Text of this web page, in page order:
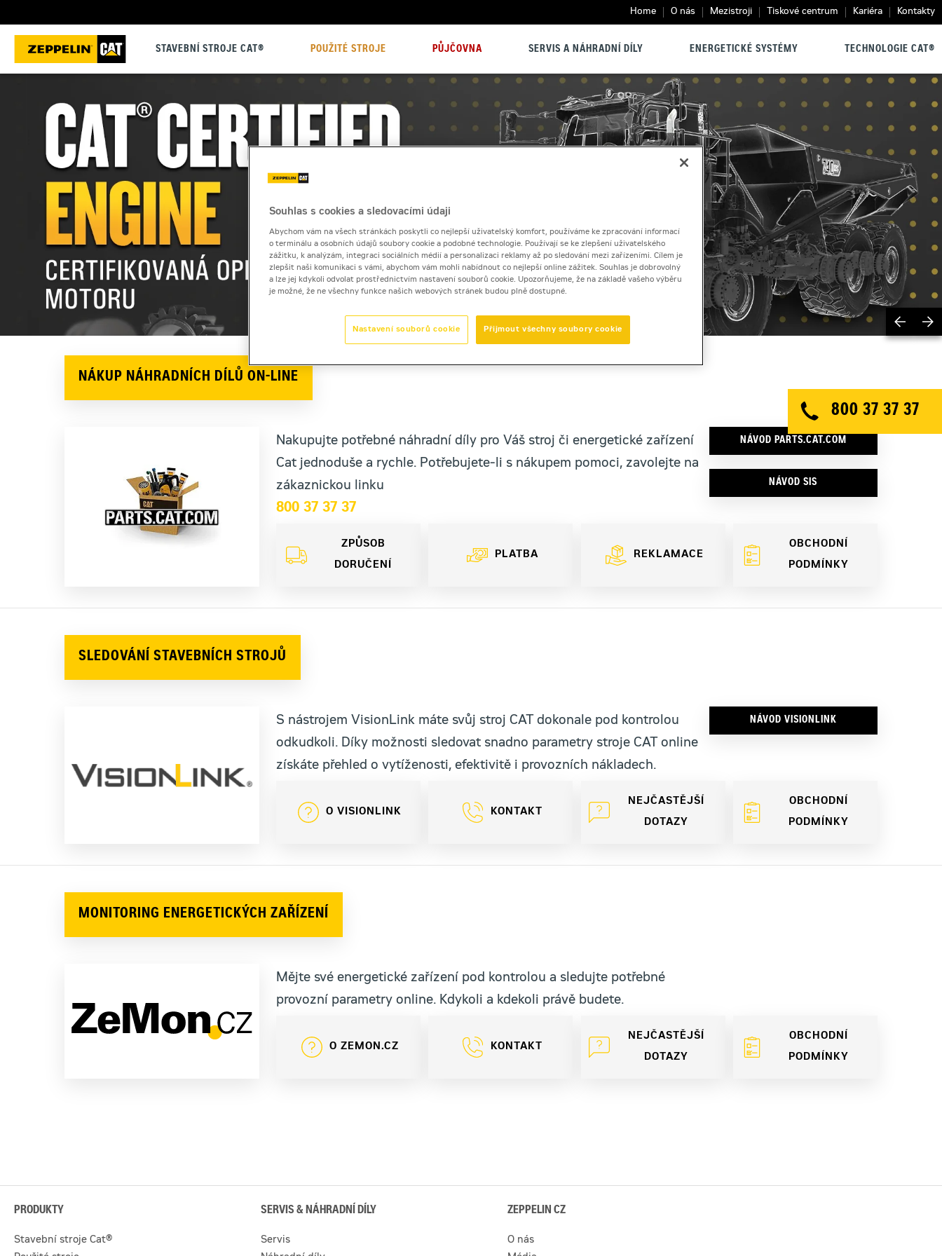
Home O nás Mezistroji Tiskové centrum Kariéra Kontakty
STAVEBNÍ STROJE CAT® POUŽITÉ STROJE PŮJČOVNA SERVIS A NÁHRADNÍ DÍLY ENERGETICKÉ SYSTÉMY TECHNOLOGIE CAT®
NÁKUP NÁHRADNÍCH DÍLŮ ON-LINE
Nakupujte potřebné náhradní díly pro Váš stroj či energetické zařízení
Cat jednoduše a rychle. Potřebujete-li s nákupem pomoci, zavolejte na
zákaznickou linku
800 37 37 37
NÁVOD PARTS.CAT.COM
NÁVOD SIS
ZPŮSOB
DORUČENÍ
PLATBA REKLAMACE
OBCHODNÍ
PODMÍNKY
SLEDOVÁNÍ STAVEBNÍCH STROJŮ
S nástrojem VisionLink máte svůj stroj CAT dokonale pod kontrolou
odkudkoli. Díky možnosti sledovat snadno parametry stroje CAT online
získáte přehled o vytíženosti, efektivitě i provozních nákladech.
NÁVOD VISIONLINK
O VISIONLINK KONTAKT
NEJČASTĚJŠÍ
DOTAZY
OBCHODNÍ
PODMÍNKY
MONITORING ENERGETICKÝCH ZAŘÍZENÍ
Mějte své energetické zařízení pod kontrolou a sledujte potřebné
provozní parametry online. Kdykoli a kdekoli právě budete.
O ZEMON.CZ KONTAKT
NEJČASTĚJŠÍ
DOTAZY
OBCHODNÍ
PODMÍNKY
800 37 37 37
PRODUKTY
Stavební stroje Cat®
SERVIS & NÁHRADNÍ DÍLY
Servis
ZEPPELIN CZ
O nás
Souhlas s cookies a sledovacími údaji
Abychom vám na všech stránkách poskytli co nejlepší uživatelský komfort, používáme ke zpracování informací
o terminálu a osobních údajů soubory cookie a podobné technologie. Používají se ke zlepšení uživatelského
zážitku, k analýzám, integraci sociálních médií a personalizaci reklamy až po sledování mezi zařízeními. Cílem je
zlepšit naši komunikaci s vámi, abychom vám mohli nabídnout co nejlepší online zážitek. Souhlas je dobrovolný
a lze jej kdykoli odvolat prostřednictvím nastavení souborů cookie. Upozorňujeme, že na základě vašeho výběru
je možné, že ne všechny funkce našich webových stránek budou plně dostupné.
Přijmout všechny soubory cookie
Nastavení souborů cookie